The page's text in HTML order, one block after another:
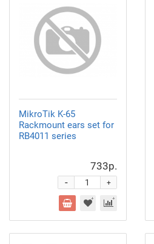
MikroTik K-65
Rackmount ears set for
RB4011 series
733р.
+
-